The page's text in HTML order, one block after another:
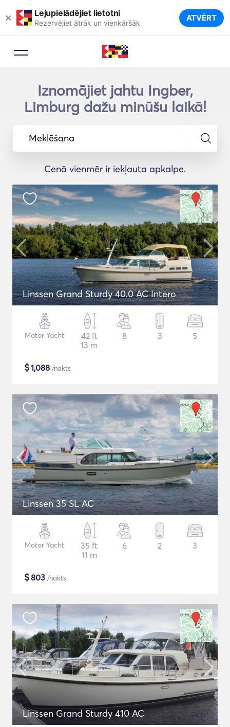
× Lejupielādējiet lietotni
Rezervējiet ātrāk un vienkāršāk ATVĒRT
Iznomājiet jahtu Ingber,
Limburg dažu minūšu laikā!
Meklēšana
Cenā vienmēr ir iekļauta apkalpe.
Linssen Grand Sturdy 40.0 AC Intero
Motor Yacht
42 ft
13 m
8 3 5
$1,088 /nakts
Linssen 35 SL AC
Motor Yacht
35 ft
11 m
6 2 3
$803 /nakts
Linssen Grand Sturdy 410 AC